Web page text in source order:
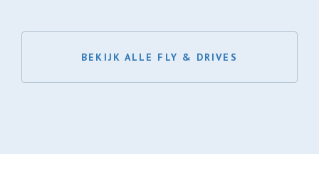
BEKIJK ALLE FLY & DRIVES